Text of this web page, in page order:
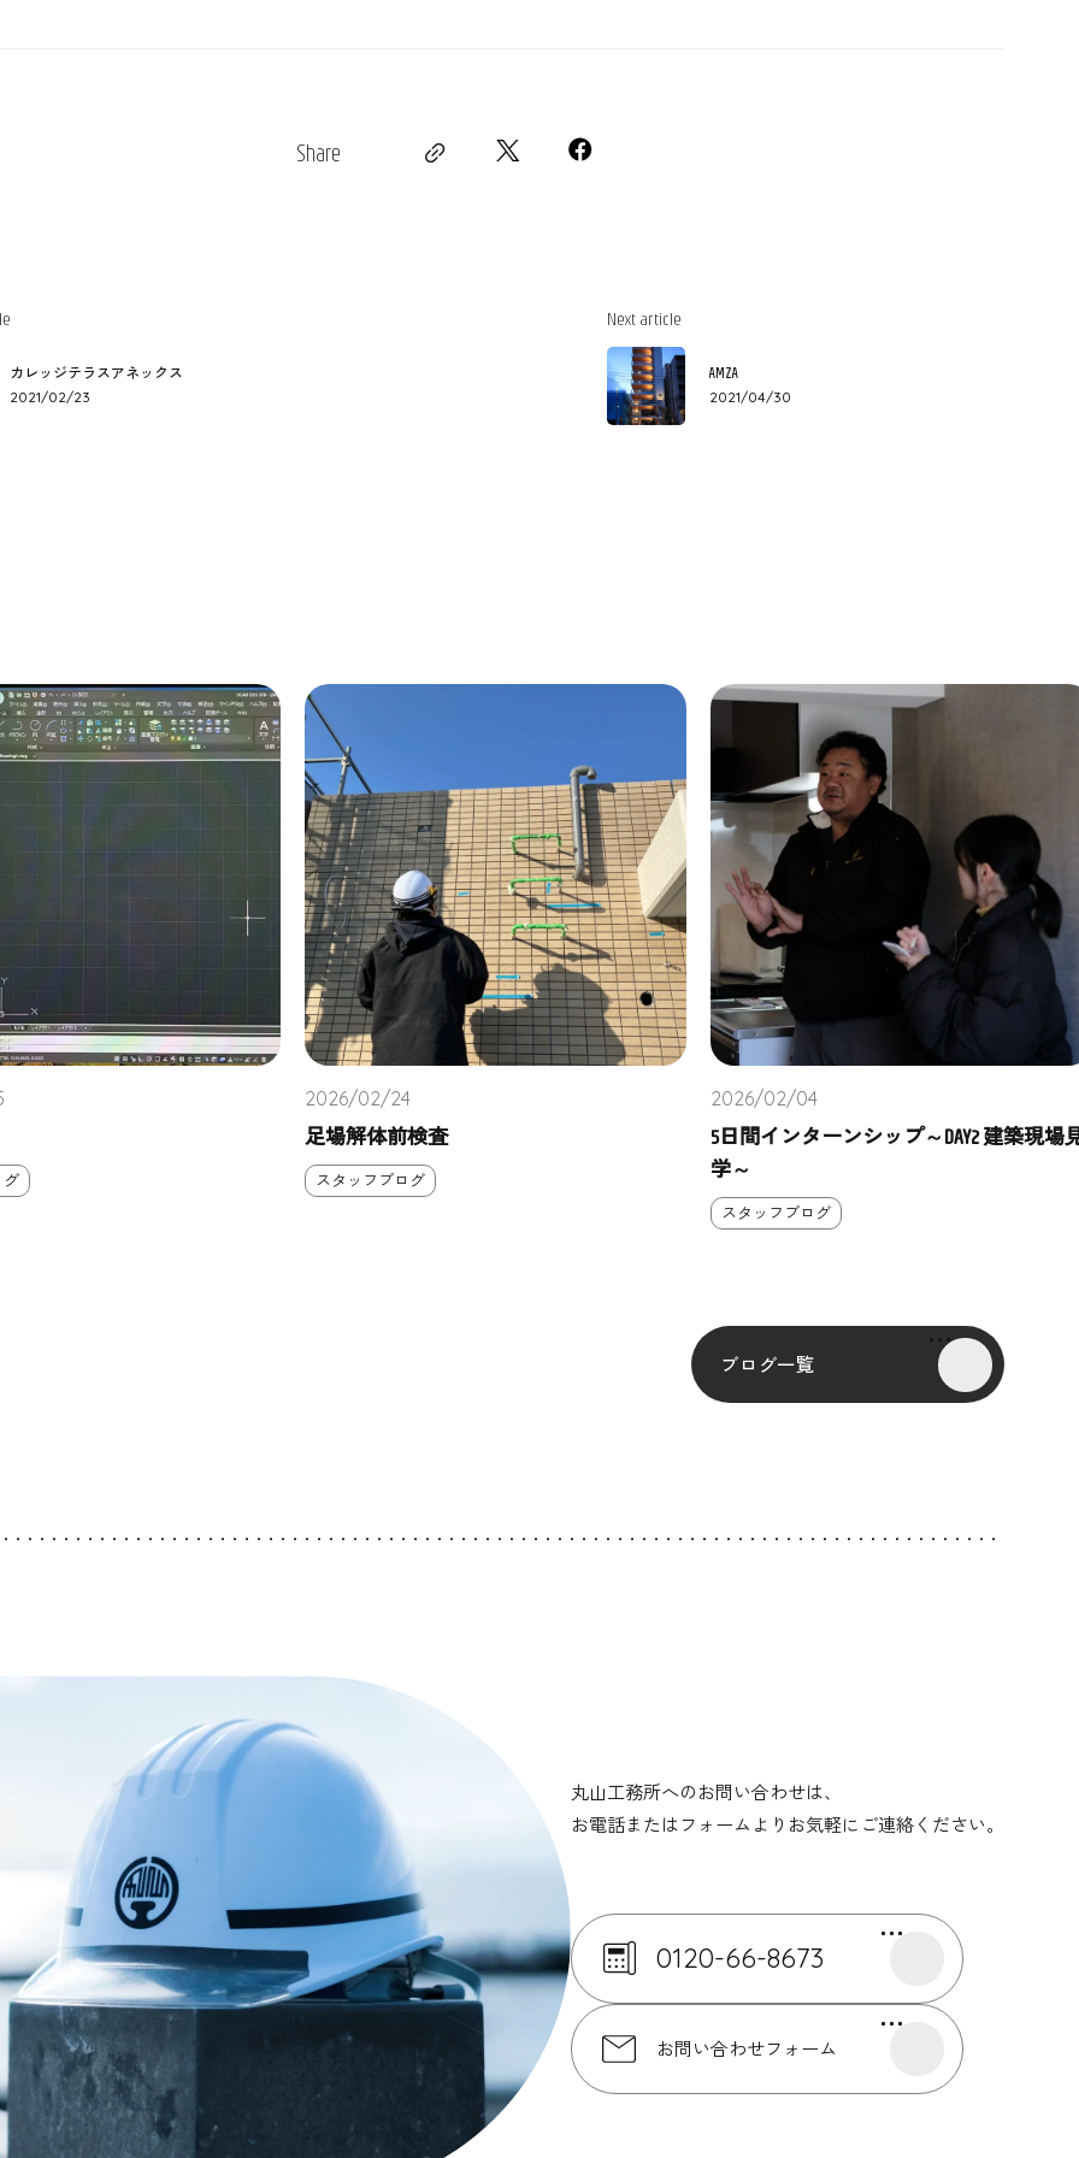
Share
カレッジテラスアネックス
2021/02/23
Next article
AMZA
2021/04/30
グ
2026/02/24
足場解体前検査
スタッフブログ
2026/02/04
5日間インターンシップ～DAY2 建築現場
学～
スタッフブログ
ブログ一覧
丸山工務所へのお問い合わせは、
お電話またはフォームよりお気軽にご連絡ください。
0120-66-8673
お問い合わせフォーム